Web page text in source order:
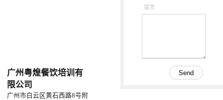
广州粤煌餐饮培训有
限公司
广州市白云区黄石西路8号附
留言